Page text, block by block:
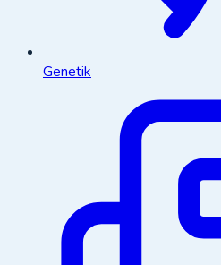
Genetik